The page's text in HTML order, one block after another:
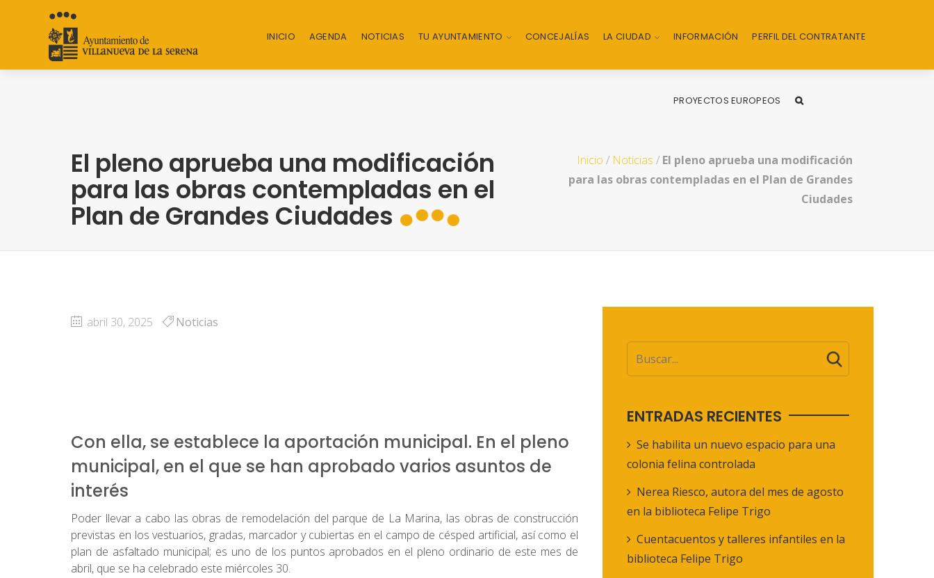
INICIO AGENDA NOTICIAS TU AYUNTAMIENTO CONCEJALÍAS LA CIUDAD INFORMACIÓN PERFIL DEL CONTRATANTE
PROYECTOS EUROPEOS
El pleno aprueba una modificación
para las obras contempladas en el
Plan de Grandes Ciudades
Inicio / Noticias / El pleno aprueba una modificación
para las obras contempladas en el Plan de Grandes
Ciudades
abril 30, 2025 Noticias
Con ella, se establece la aportación municipal. En el pleno
municipal, en el que se han aprobado varios asuntos de
interés
Poder llevar a cabo las obras de remodelación del parque de La Marina, las obras de construcción
previstas en los vestuarios, gradas, marcador y cubiertas en el campo de césped artificial, así como el
plan de asfaltado municipal; es uno de los puntos aprobados en el pleno ordinario de este mes de
abril, que se ha celebrado este miércoles 30.
ENTRADAS RECIENTES
Se habilita un nuevo espacio para una
colonia felina controlada
Nerea Riesco, autora del mes de agosto
en la biblioteca Felipe Trigo
Cuentacuentos y talleres infantiles en la
biblioteca Felipe Trigo